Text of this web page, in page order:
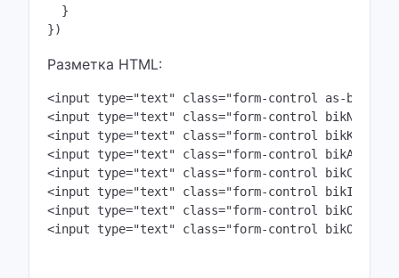
  }
})
Разметка HTML:
<input type="text" class="form-control as-
<input type="text" class="form-control bikName"
<input type="text" class="form-control bikKs"
<input type="text" class="form-control
<input type="text" class="form-control bikCity"
<input type="text" class="form-control bikIndex"
<input type="text" class="form-control bikOkato"
<input type="text" class="form-control bikOkpo"